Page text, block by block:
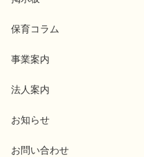
保育コラム
事業案内
法人案内
お知らせ
お問い合わせ